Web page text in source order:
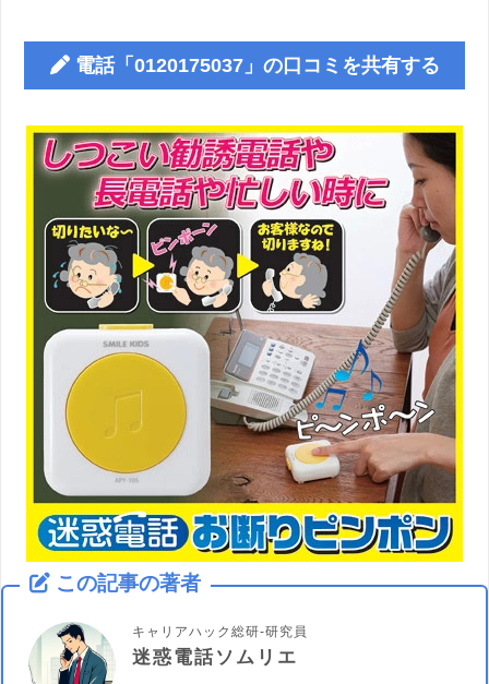
電話「0120175037」の口コミを共有する
この記事の著者
キャリアハック総研-研究員
迷惑電話ソムリエ